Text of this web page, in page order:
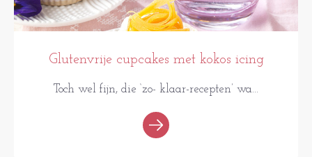
Glutenvrije cupcakes met kokos icing
Toch wel fijn, die ‘zo- klaar-recepten’ wa...